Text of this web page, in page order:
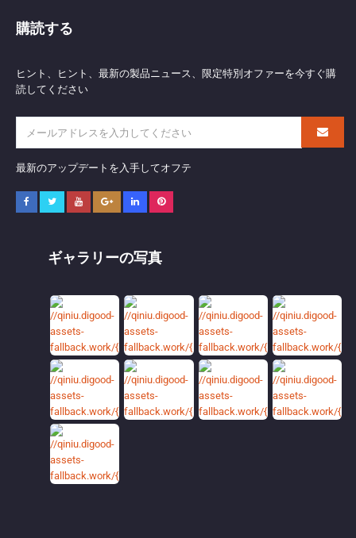
購読する
ヒント、ヒント、最新の製品ニュース、限定特別オファーを今すぐ購
読してください
最新のアップデートを入手してオフテ
ギャラリーの写真